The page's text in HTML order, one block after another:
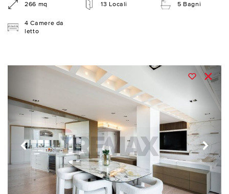
266 mq 13 Locali 5 Bagni
4 Camere da
letto